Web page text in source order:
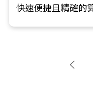
快速便捷且精確的